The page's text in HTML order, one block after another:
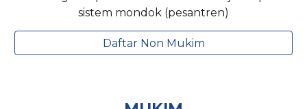
sistem mondok (pesantren)
Daftar Non Mukim